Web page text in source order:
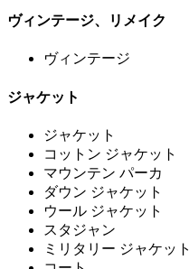
ヴィンテージ、リメイク
ヴィンテージ
ジャケット
ジャケット
コットン ジャケット
マウンテン パーカ
ダウン ジャケット
ウール ジャケット
スタジャン
ミリタリー ジャケット